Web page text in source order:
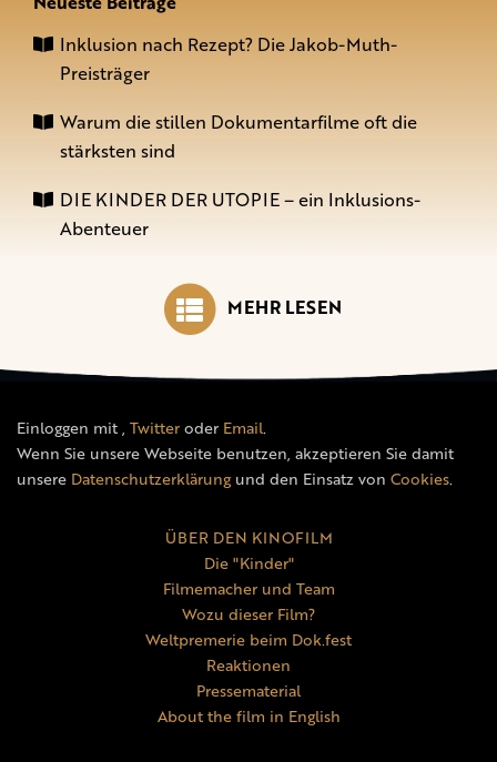
Inklusion nach Rezept? Die Jakob-Muth-
Preisträger
Warum die stillen Dokumentarfilme oft die
stärksten sind
DIE KINDER DER UTOPIE – ein Inklusions-
Abenteuer
MEHR LESEN
Einloggen mit, Twitteroder Email.
Wenn Sie unsere Webseite benutzen, akzeptieren Sie damit
unsere Datenschutzerklärungund den Einsatz von Cookies.
ÜBER DEN KINOFILM
Die "Kinder"
Filmemacher und Team
Wozu dieser Film?
Weltpremerie beim Dok.fest
Reaktionen
Pressematerial
About the film in English